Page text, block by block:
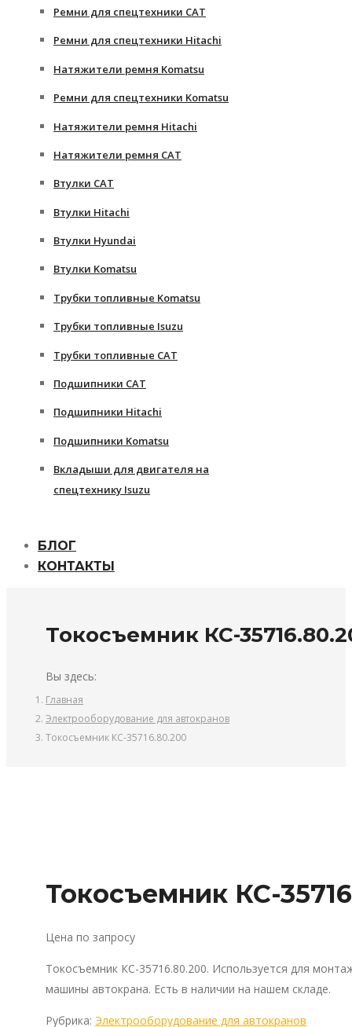
Ремни для спецтехники CAT
Ремни для спецтехники Hitachi
Натяжители ремня Komatsu
Ремни для спецтехники Komatsu
Натяжители ремня Hitachi
Натяжители ремня CAT
Втулки CAT
Втулки Hitachi
Втулки Hyundai
Втулки Komatsu
Трубки топливные Komatsu
Трубки топливные Isuzu
Трубки топливные CAT
Подшипники CAT
Подшипники Hitachi
Подшипники Komatsu
Вкладыши для двигателя на
спецтехнику Isuzu
БЛОГ
КОНТАКТЫ
Токосъемник КС-
Вы здесь:
Главная
Электрооборудование для автокранов
Токосъемник КС-35716.80.200
Токосъемник КС-
Цена по запросу
Токосъемник КС-35716.80.200. Используется для
машины автокрана. Есть в наличии на нашем складе.
Рубрика: Электрооборудование для автокранов